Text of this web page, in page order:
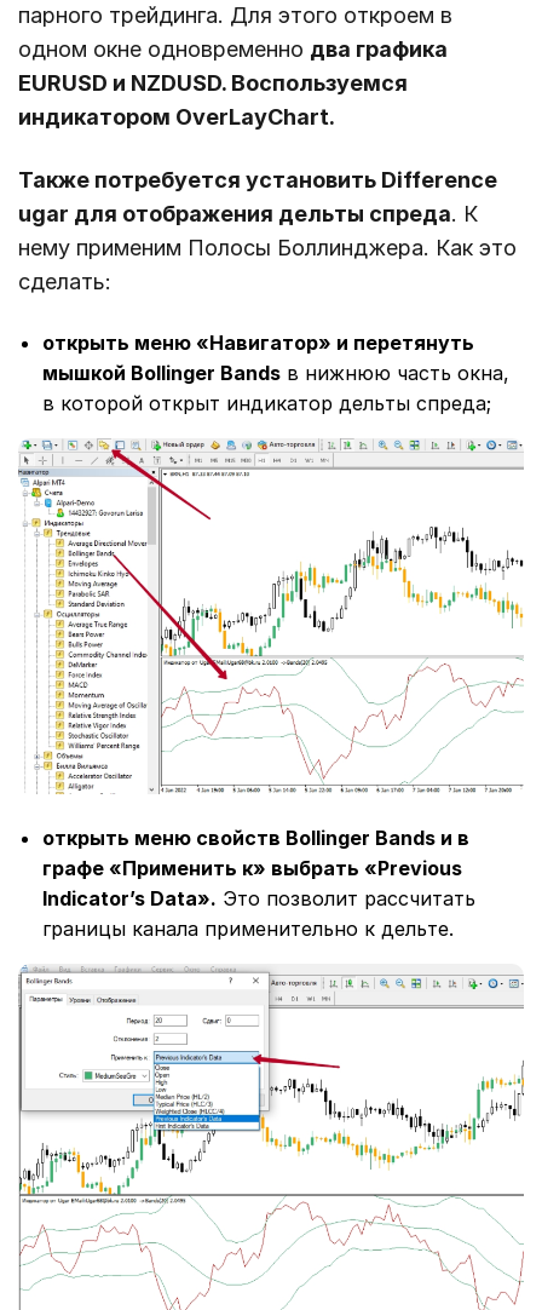
парного трейдинга. Для этого откроем в
одном окне одновременно два графика
EURUSD и NZDUSD. Воспользуемся
индикатором OverLayChart.
Также потребуется установить Difference
ugar для отображения дельты спреда. К
нему применим Полосы Боллинджера. Как это
сделать:
открыть меню «Навигатор» и перетянуть
мышкой Bollinger Bands в нижнюю часть окна,
в которой открыт индикатор дельты спреда;
открыть меню свойств Bollinger Bands и в
графе «Применить к» выбрать «Previous
Indicator’s Data». Это позволит рассчитать
границы канала применительно к дельте.